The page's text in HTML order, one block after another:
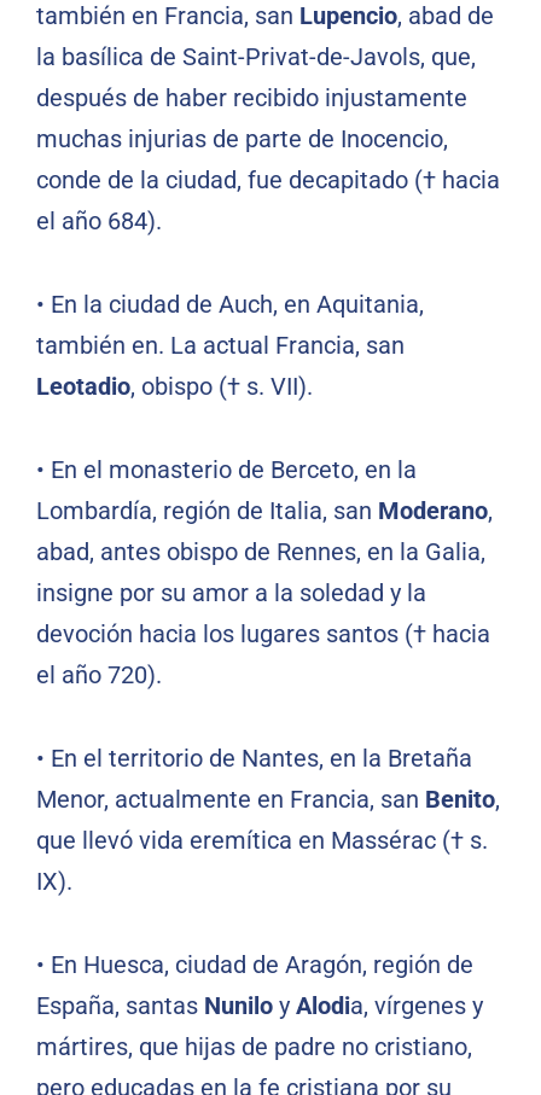
también en Francia, san Lupencio, abad de
la basílica de Saint-Privat-de-Javols, que,
después de haber recibido injustamente
muchas injurias de parte de Inocencio,
conde de la ciudad, fue decapitado († hacia
el año 684).
• En la ciudad de Auch, en Aquitania,
también en. La actual Francia, san
Leotadio, obispo († s. VII).
• En el monasterio de Berceto, en la
Lombardía, región de Italia, san Moderano,
abad, antes obispo de Rennes, en la Galia,
insigne por su amor a la soledad y la
devoción hacia los lugares santos († hacia
el año 720).
• En el territorio de Nantes, en la Bretaña
Menor, actualmente en Francia, san Benito,
que llevó vida eremítica en Massérac († s.
IX).
• En Huesca, ciudad de Aragón, región de
España, santas Nunilo y Alodia, vírgenes y
mártires, que hijas de padre no cristiano,
pero educadas en la fe cristiana por su